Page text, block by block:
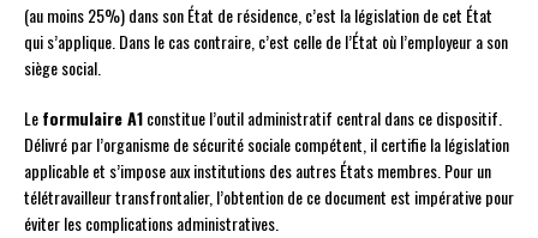
(au moins 25%) dans son État de résidence, c’est la législation de cet État
qui s’applique. Dans le cas contraire, c’est celle de l’État où l’employeur a son
siège social.
Leformulaire A1constitue l’outil administratif central dans ce dispositif.
Délivré par l’organisme de sécurité sociale compétent, il certifie la législation
applicable et s’impose aux institutions des autres États membres. Pour un
télétravailleur transfrontalier, l’obtention de ce document est impérative pour
éviter les complications administratives.